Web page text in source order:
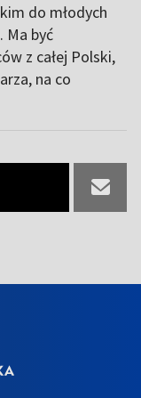
do młodych
Ma być
z całej Polski,
na co